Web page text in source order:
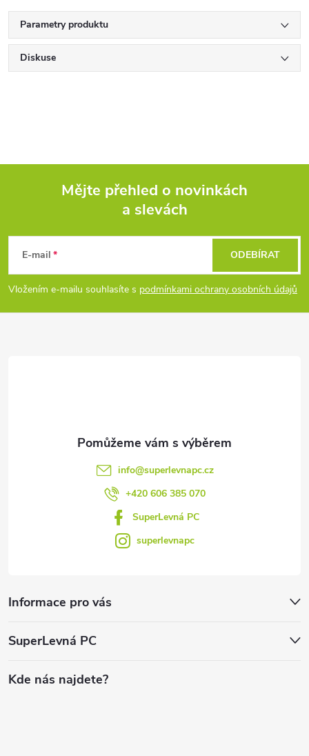
Parametry produktu
Diskuse
p
a
Mějte přehled o novinkách
a slevách
E-mail
Vložením e-mailu souhlasíte s podmínkami ochrany osobních údajů
ODEBÍRAT
info@superlevnapc.cz
+420 606 385 070
SuperLevná PC
superlevnapc
Informace pro vás
SuperLevná PC
Kde nás najdete?